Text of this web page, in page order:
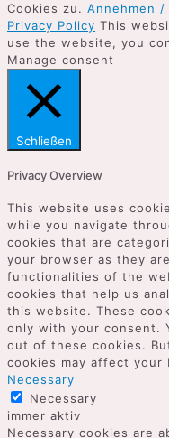
Cookies zu. Annehmen /
Privacy Policy This
use the website, you
Manage consent
Schließen
Privacy Overview
This website uses
while you navigate
cookies that are
your browser as they
functionalities of the
cookies that help us
this website. These
only with your consent.
out of these cookies.
cookies may affect your
Necessary
Necessary
immer aktiv
Necessary cookies are